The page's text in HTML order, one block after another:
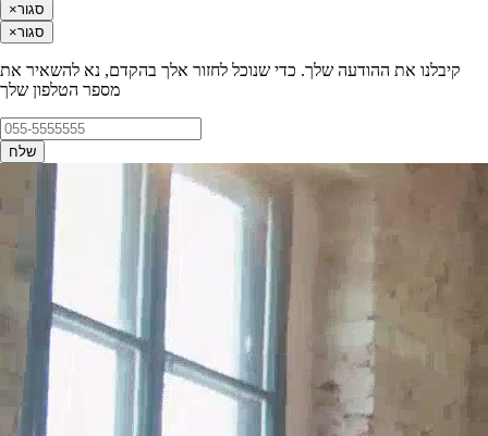
×סגור
×סגור
קיבלנו את ההודעה שלך. כדי שנוכל לחזור אלך בהקדם, נא להשאיר את
מספר הטלפון שלך
שלח